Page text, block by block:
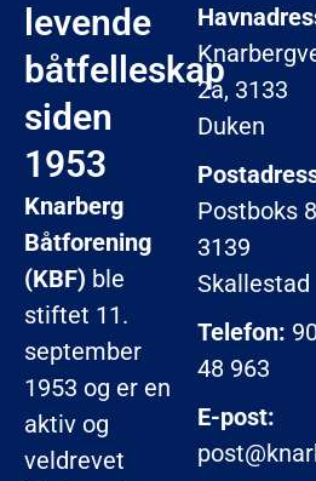
levende
båtfelleskap
siden
1953
Knarberg
Båtforening
(KBF) ble
stiftet 11.
september
1953 og er en
aktiv og
veldrevet
2a, 3133
Duken
Postboks
3139
Skallestad
Telefon:
48 963
E-post: